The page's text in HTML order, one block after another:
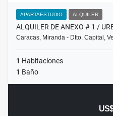
APARTAESTUDIO ALQUILER
ALQUILER DE ANEXO # 1 /
Caracas, Miranda - Dtto. Capital,
1 Habitaciones
1 Baño